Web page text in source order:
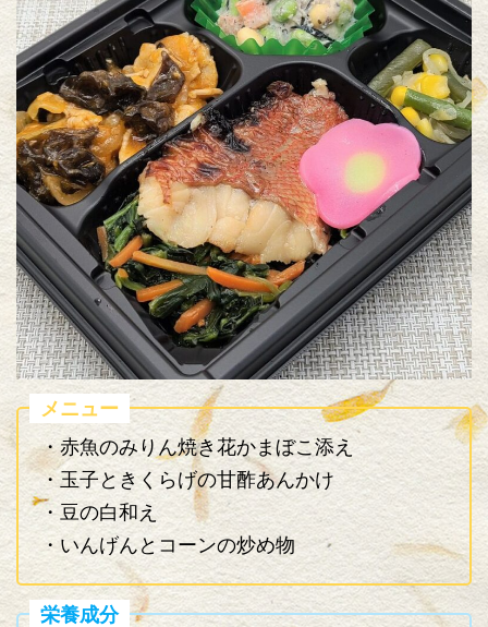
メニュー
・赤魚のみりん焼き花かまぼこ添え
・玉子ときくらげの甘酢あんかけ
・豆の白和え
・いんげんとコーンの炒め物
栄養成分